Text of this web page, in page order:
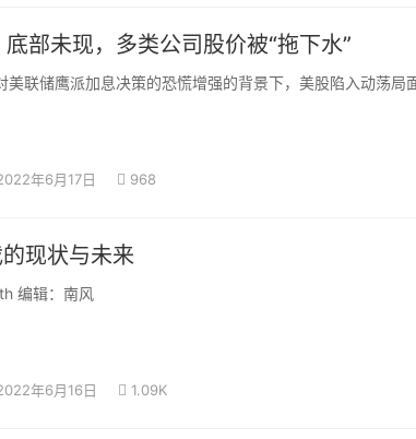
部未现，多类公司股价被“拖下水”
联储鹰派加息决策的恐慌增强的背景下，美股陷入动荡局
年6月17日 968
现状与未来
撰文：Joel John & Siddharth 编辑：南风
年6月16日 1.09K